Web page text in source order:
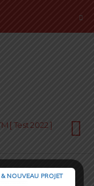
[ Test 2022 ]
NOUVEAU PROJET